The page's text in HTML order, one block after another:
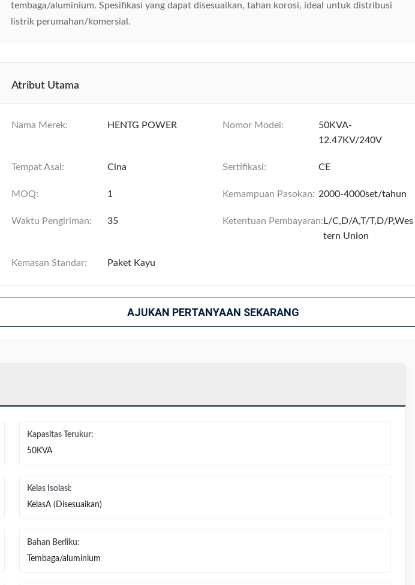
tembaga/aluminium. Spesifikasi yang dapat disesuaikan, tahan korosi, ideal untuk distribusi
listrik perumahan/komersial.
Atribut Utama
Nama Merek: HENTG POWER Nomor Model:
50KVA-
12.47KV/240V
Tempat Asal: Cina Sertifikasi: CE
MOQ: 1 Kemampuan Pasokan: 2000-4000set/tahun
Waktu Pengiriman: 35 Ketentuan Pembayaran: L/C,D/A,T/T,D/P,Wes
tern Union
Kemasan Standar: Paket Kayu
AJUKAN PERTANYAAN SEKARANG
Kapasitas Terukur:
50KVA
Kelas Isolasi:
KelasA (Disesuaikan)
Bahan Berliku:
Tembaga/aluminium